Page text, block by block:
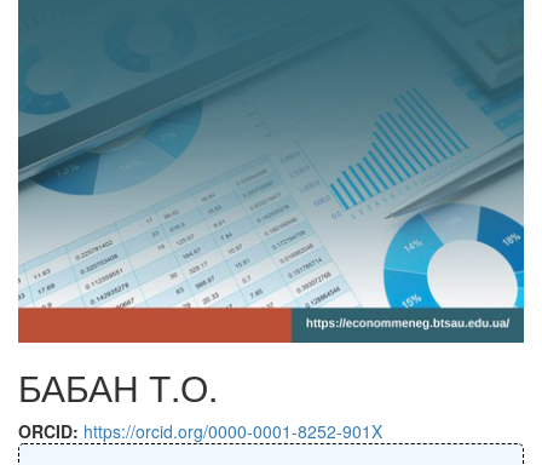
БАБАН Т.О.
ORCID: https://orcid.org/0000-0001-8252-901X